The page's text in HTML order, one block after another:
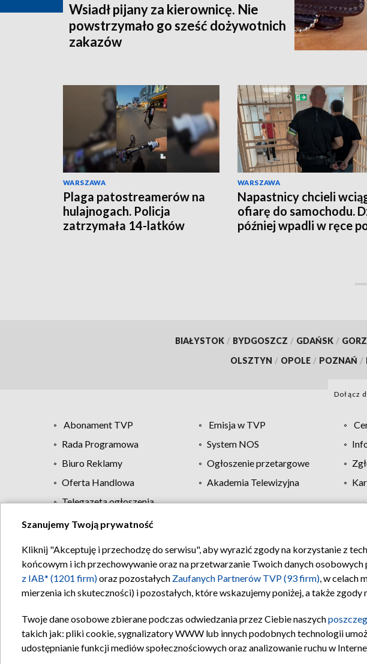
Wsiadł pijany za kierownicę. Nie
powstrzymało go sześć dożywotnich
zakazów
WARSZAWA
Plaga patostreamerów na
hulajnogach. Policja
zatrzymała 14-latków
WARSZAWA
Napastnicy chcieli
ofiarę do samochodu.
później wpadli w ręce
BIAŁYSTOK / BYDGOSZCZ / GDAŃSK /
OLSZTYN / OPOLE / POZNAŃ /
Dołącz
Abonament TVP Emisja w TVP
Rada Programowa
System NOS
Biuro Reklamy
Ogłoszenie przetargowe
Oferta Handlowa
Akademia Telewizyjna
Telegazeta ogłoszenia
Regulamin TVP Polityka prywatności
Szanujemy Twoją prywatność
Kliknij "Akceptuję i przechodzę do serwisu", aby wyrazić zgody na korzystanie z
końcowym i ich przechowywanie oraz na przetwarzanie Twoich danych
z IAB* (1201 firm)oraz pozostałych Zaufanych Partnerów TVP (93 firm), w celach
mierzenia ich skuteczności) i pozostałych, które wskazujemy poniżej, a także
Twoje dane osobowe zbierane podczas odwiedzania przez Ciebie naszych
takich jak: pliki cookie, sygnalizatory WWW lub innych podobnych technologii
udostępnianie funkcji mediów społecznościowych oraz analizowanie ruchu w